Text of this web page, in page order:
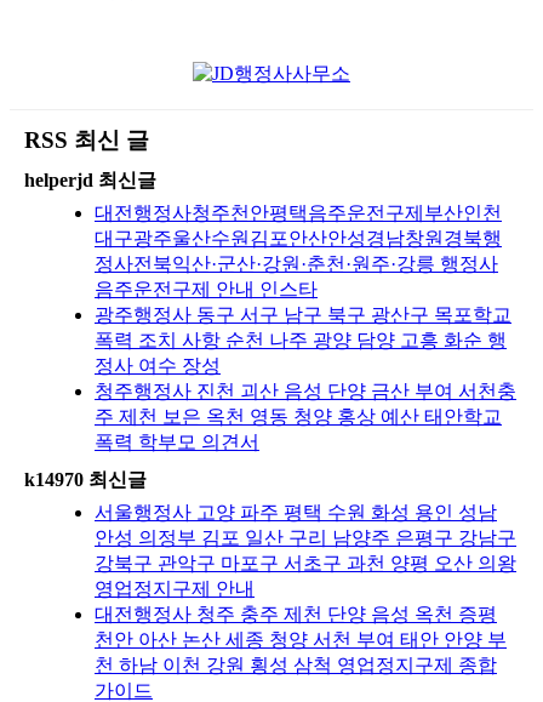
RSS 최신 글
helperjd 최신글
대전행정사청주천안평택음주운전구제부산인천
대구광주울산수원김포안산안성경남창원경북행
정사전북익산·군산·강원·춘천·원주·강릉 행정사
음주운전구제 안내 인스타
광주행정사 동구 서구 남구 북구 광산구 목포학교
폭력 조치 사항 순천 나주 광양 담양 고흥 화순 행
정사 여수 장성
청주행정사 진천 괴산 음성 단양 금산 부여 서천충
주 제천 보은 옥천 영동 청양 홍상 예산 태안학교
폭력 학부모 의견서
k14970 최신글
서울행정사 고양 파주 평택 수원 화성 용인 성남
안성 의정부 김포 일산 구리 남양주 은평구 강남구
강북구 관악구 마포구 서초구 과천 양평 오산 의왕
영업정지구제 안내
대전행정사 청주 충주 제천 단양 음성 옥천 증평
천안 아산 논산 세종 청양 서천 부여 태안 안양 부
천 하남 이천 강원 횡성 삼척 영업정지구제 종합
가이드